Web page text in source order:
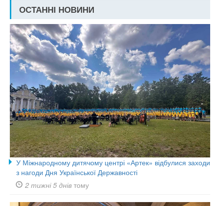
ОСТАННІ НОВИНИ
У Міжнародному дитячому центрі «Артек» відбулися заходи
з нагоди Дня Української Державності
2 тижні 5 днів тому